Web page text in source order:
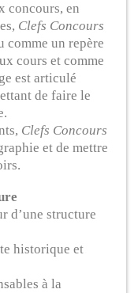
concours, en
Clefs Concours
comme un repère
cours et comme
est articulé
de faire le
Clefs Concours
et de mettre
d’une structure
historique et
à la